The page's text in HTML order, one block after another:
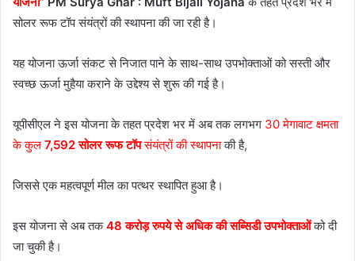
सोलर रूफ टॉप संयंत्रों की स्थापना की जा रही है।
यह योजना ऊर्जा संकट से निजात पाने के साथ-साथ उपभोक्ताओं को सस्ती और
स्वच्छ ऊर्जा मुहैया कराने के उद्देश्य से शुरू की गई है।
यूपीसीएल ने इस योजना के तहत प्रदेश भर में अब तक लगभग 30 मेगावाट क्षमता
के कुल 7,592 सोलर रूफ टॉपसंयंत्रों की स्थापनाकी है,
जिससे एक महत्वपूर्ण मील का पत्थर स्थापित हुआ है।
इस योजना से अब तक48 करोड़ रुपये से अधिक की सब्सिडी उपभोक्ताओंको दी
जा चुकी है।